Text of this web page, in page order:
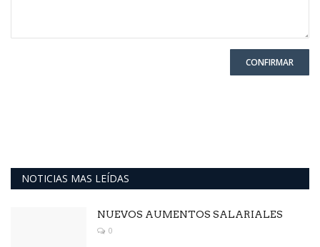
CONFIRMAR
NOTICIAS MAS LEÍDAS
NUEVOS AUMENTOS SALARIALES
0